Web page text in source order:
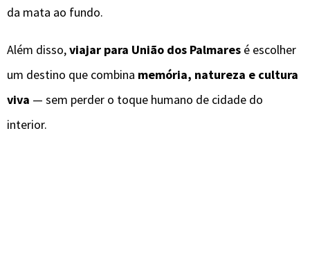
da mata ao fundo.
Além disso,viajar para União dos Palmares é escolher
um destino que combina memória, natureza e cultura
viva — sem perder o toque humano de cidade do
interior.